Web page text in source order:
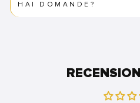
HAI DOMANDE?